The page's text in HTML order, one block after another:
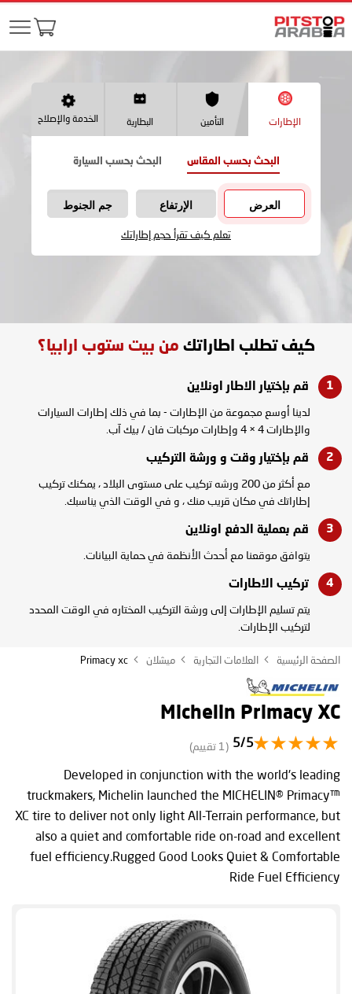
الإطارات التأمين البطارية الخدمة والإصلاح
البحث بحسب المقاس البحث بحسب السيارة
العرض الإرتفاع جم الجنوط
تعلم كيف تقرأ حجم إطاراتك
كيف تطلب اطاراتك من بيت ستوب ارابيا؟
قم بإختيار الاطار اونلاين
لدينا أوسع مجموعة من الإطارات - بما في ذلك إطارات السيارات
والإطارات 4 × 4 وإطارات مركبات فان / بيك آب.
قم بإختيار وقت و ورشة التركيب
مع أكثر من 200 ورشه تركيب على مستوى البلاد ، يمكنك تركيب
إطاراتك في مكان قريب منك ، و في الوقت الذي يناسبك.
قم بعملية الدفع اونلاين
يتوافق موقعنا مع أحدث الأنظمة في حماية البيانات.
تركيب الاطارات
يتم تسليم الإطارات إلى ورشة التركيب المختاره في الوقت المحدد
لتركيب الإطارات.
الصفحة الرئيسية العلامات التجارية ميشلان Primacy xc
Michelin Primacy XC
5/5 (1 تقييم)
Developed in conjunction with the world's leading
truckmakers, Michelin launched the MICHELIN® Primacy™
XC tire to deliver not only light All-Terrain performance, but
also a quiet and comfortable ride on-road and excellent
fuel efficiency.Rugged Good Looks Quiet & Comfortable
Ride Fuel Efficiency